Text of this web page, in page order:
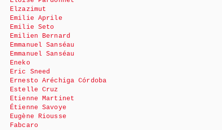
Elzazimut
Emilie Aprile
Emilie Seto
Emilien Bernard
Emmanuel Sanséau
Emmanuel Sanséau
Eneko
Eric Sneed
Ernesto Aréchiga Córdoba
Estelle Cruz
Etienne Martinet
Étienne Savoye
Eugène Riousse
Fabcaro